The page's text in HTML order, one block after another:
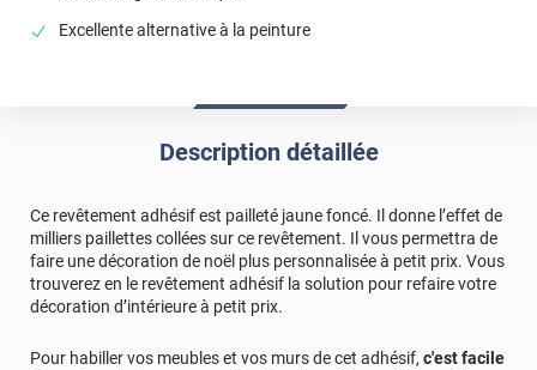
Excellente alternative à la peinture
Description détaillée
Ce revêtement adhésif est pailleté jaune foncé. Il donne l’effet de
milliers paillettes collées sur ce revêtement. Il vous permettra de
faire une décoration de noël plus personnalisée à petit prix. Vous
trouverez en le revêtement adhésif la solution pour refaire votre
décoration d’intérieure à petit prix.
Pour habiller vos meubles et vos murs de cet adhésif, c'est facile